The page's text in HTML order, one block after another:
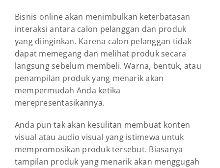
Bisnis online akan menimbulkan keterbatasan
interaksi antara calon pelanggan dan produk
yang diinginkan. Karena calon pelanggan tidak
dapat memegang dan melihat produk secara
langsung sebelum membeli. Warna, bentuk, atau
penampilan produk yang menarik akan
mempermudah Anda ketika
merepresentasikannya.
Anda pun tak akan kesulitan membuat konten
visual atau audio visual yang istimewa untuk
mempromosikan produk tersebut. Biasanya
tampilan produk yang menarik akan menggugah